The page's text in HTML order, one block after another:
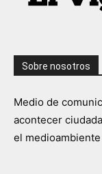
Sobre nosotros
Medio de
acontecer
el